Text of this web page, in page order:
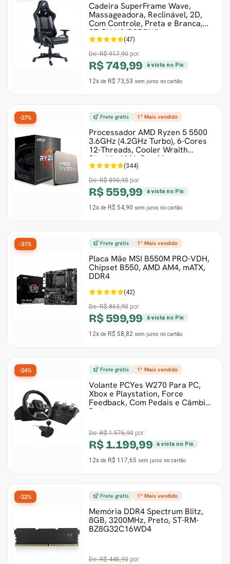
Cadeira SuperFrame Wave,
Massageadora, Reclinável, 2D,
Com Controle, Preta e Branca,
SF-CH-WVR2DBWL
(47)
De:R$ 917,90 por:
R$ 749,99 à vista no Pix
12x de R$ 73,53 sem juros no cartão
Frete grátis 1º Mais vendido
Processador AMD Ryzen 5 5500
3.6GHz (4.2GHz Turbo), 6-Cores
12-Threads, Cooler Wraith
Stealth, AM4, Sem V
(344)
De:R$ 890,90 por:
R$ 559,99 à vista no Pix
12x de R$ 54,90 sem juros no cartão
-37%
Frete grátis 1º Mais vendido
Placa Mãe MSI B550M PRO-VDH,
Chipset B550, AMD AM4, mATX,
DDR4
(42)
De:R$ 863,90 por:
R$ 599,99 à vista no Pix
12x de R$ 58,82 sem juros no cartão
-31%
Frete grátis 1º Mais vendido
Volante PCYes W270 Para PC,
Xbox e Playstation, Force
Feedback, Com Pedais e Câmbio,
Preto
De:R$ 1.576,90 por:
R$ 1.199,99 à vista no Pix
12x de R$ 117,65 sem juros no cartão
-24%
Frete grátis 1º Mais vendido
Memória DDR4 Spectrum Blitz,
8GB, 3200MHz, Preto, ST-RM-
BZ8G32C16WD4
De:R$ 445,90 por:
-22%